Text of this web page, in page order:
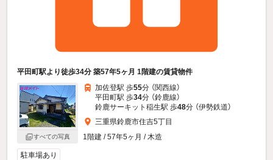
平田町駅より徒歩34分 築57年5ヶ月 1階建の賃貸物件
すべての写真
加佐登駅 歩55分 （関西線）
平田町駅 歩34分 （鈴鹿線）
鈴鹿サーキット稲生駅 歩48分 （伊勢鉄道）
三重県鈴鹿市住吉5丁目
1階建 / 57年5ヶ月 / 木造
駐車場あり